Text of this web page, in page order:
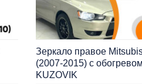
Зеркало правое
(2007-2015) с
KUZOVIK